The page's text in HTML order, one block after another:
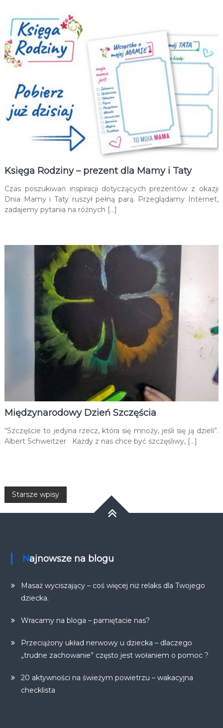
Księga Rodziny – prezent dla Mamy i Taty
Czas poszukiwań inspiracji dotyczących prezentów z okazji
Dnia Mamy i Taty ruszył pełną parą. Przeglądamy Internet,
zadajemy pytania na różnych […]
Międzynarodowy Dzień Szczęścia
“Szczęście to jedyna rzecz, która się mnoży, jeśli się ją dzieli”.
Albert Schweitzer Każdy z nas chce być szczęśliwy, […]
Nawigacja
Starsze wpisy
Najnowsze na blogu
Masaż wyciszający – coś więcej niż relaks dla Twojego
dziecka.
Wracamy na bloga – pamiętacie nas?
Przeciążony układ nerwowy u dziecka – dlaczego
„trudne zachowanie” często jest wołaniem o pomoc ?
20 aktywności na świeżym powietrzu – wakacyjna
checklista